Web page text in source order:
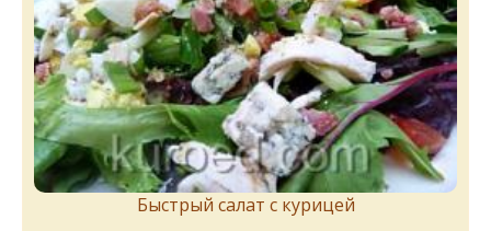
Быстрый салат с курицей